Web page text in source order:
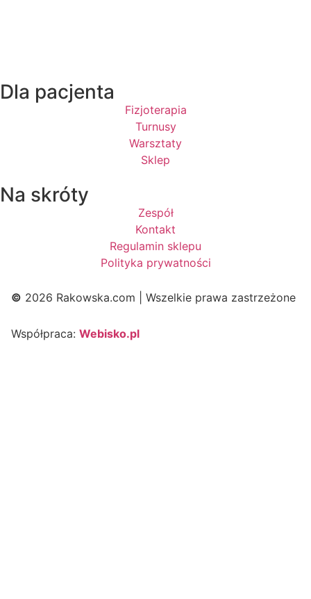
Dla pacjenta
Fizjoterapia
Turnusy
Warsztaty
Sklep
Na skróty
Zespół
Kontakt
Regulamin sklepu
Polityka prywatności
© 2026 Rakowska.com | Wszelkie prawa zastrzeżone
Współpraca: Webisko.pl